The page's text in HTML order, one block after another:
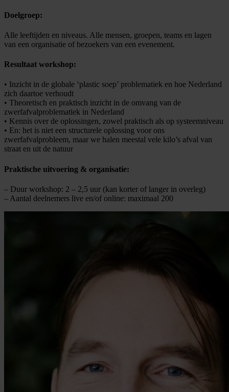
Doelgroep:
Alle leeftijden en niveaus. Alle mensen, groepen, teams en lagen
van een organisatie of bezoekers van een evenement.
Resultaat workshop:
• Inzicht in de globale ‘plastic soep’ problematiek en hoe Nederland
zich daartoe verhoudt
• Theoretisch en praktisch inzicht in de omvang van de
zwerfafvalproblematiek in Nederland
• Kennis over de oplossingen, zowel praktisch als op systeemniveau
• En: het is niet een structurele oplossing voor ons
zwerfafvalprobleem, maar we halen meestal vele kilo’s afval van
straat en uit de natuur
Praktische uitvoering & organisatie:
– Duur workshop: 2 – 2,5 uur (kan korter of langer in overleg)
– Aantal deelnemers live en/of online: maximaal 200